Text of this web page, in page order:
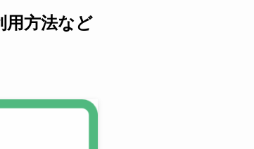
用方法など